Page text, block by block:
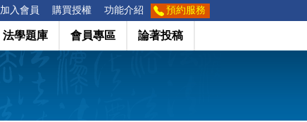
加入會員 購買授權 功能介紹 預約服務
法學題庫 會員專區 論著投稿